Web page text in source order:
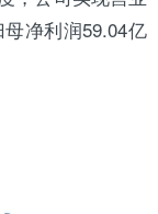
净利润59.04亿